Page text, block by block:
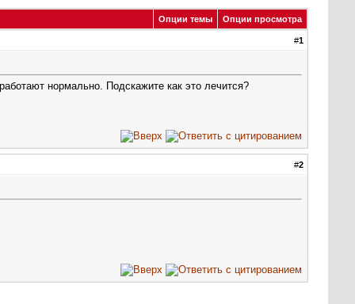
Опции темы Опции просмотра
#1
нормально. Подскажите как это лечится?
#2